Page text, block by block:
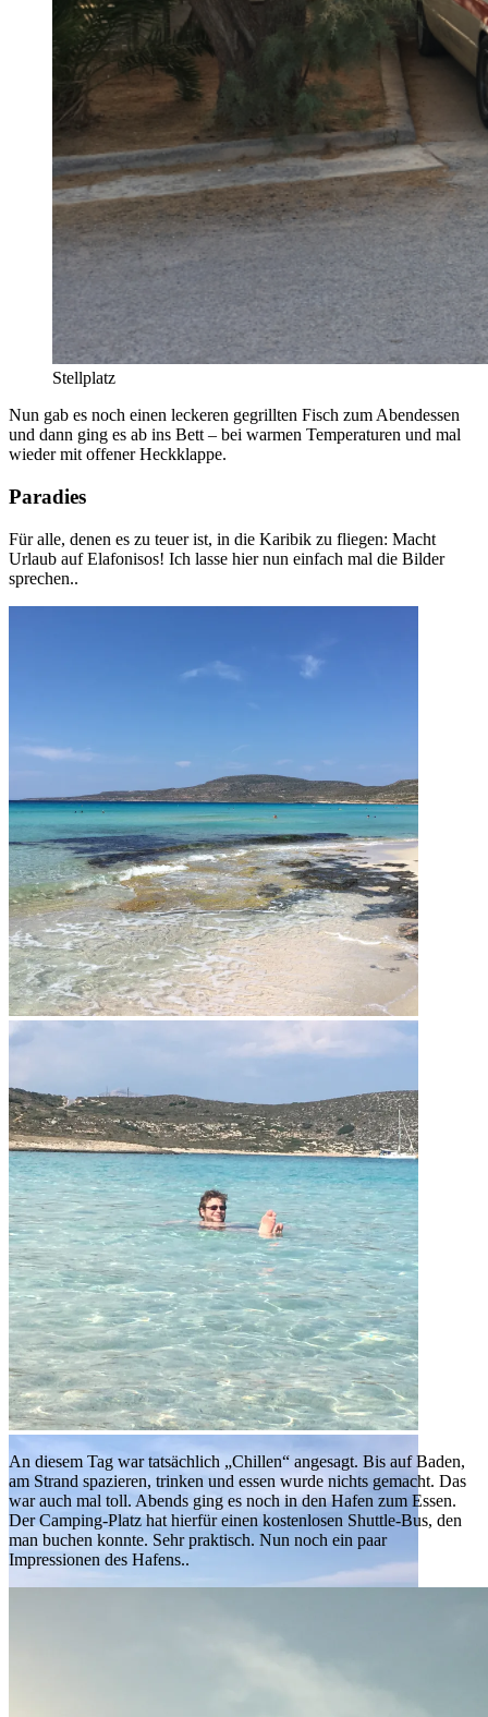
Stellplatz
Nun gab es noch einen leckeren gegrillten Fisch zum Abendessen
und dann ging es ab ins Bett – bei warmen Temperaturen und mal
wieder mit offener Heckklappe.
Paradies
Für alle, denen es zu teuer ist, in die Karibik zu fliegen: Macht
Urlaub auf Elafonisos! Ich lasse hier nun einfach mal die Bilder
sprechen..
Im Paradies
Im Paradies
Im Paradies
An diesem Tag war tatsächlich „Chillen“ angesagt. Bis auf Baden,
am Strand spazieren, trinken und essen wurde nichts gemacht. Das
war auch mal toll. Abends ging es noch in den Hafen zum Essen.
Der Camping-Platz hat hierfür einen kostenlosen Shuttle-Bus, den
man buchen konnte. Sehr praktisch. Nun noch ein paar
Impressionen des Hafens..